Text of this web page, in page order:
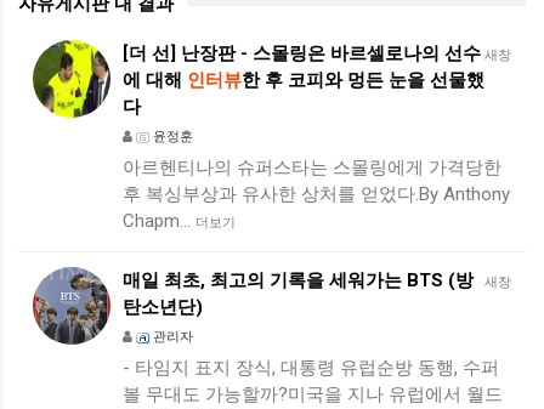
새창
[더 선] 난장판 - 스몰링은 바르셀로나의 선수
에 대해 인터뷰한 후 코피와 멍든 눈을 선물했
다
윤정훈
아르헨티나의 슈퍼스타는 스몰링에게 가격당한
후 복싱부상과 유사한 상처를 얻었다.By Anthony
Chapm… 더보기
새창
매일 최초, 최고의 기록을 세워가는 BTS (방
탄소년단)
관리자
- 타임지 표지 장식, 대통령 유럽순방 동행, 수퍼
볼 무대도 가능할까?미국을 지나 유럽에서 월드